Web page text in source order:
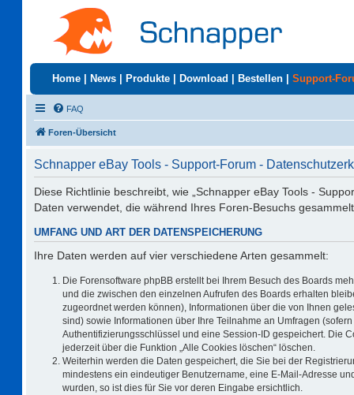
Home News Produkte Download Bestellen Support-
FAQ
Foren-Übersicht
Schnapper eBay Tools - Support-Forum -
Diese Richtlinie beschreibt, wie „Schnapper eBay Tools -
Daten verwendet, die während Ihres Foren-Besuchs
UMFANG UND ART DER DATENSPEICHERUNG
Ihre Daten werden auf vier verschiedene Arten gesammelt:
Die Forensoftware phpBB erstellt bei Ihrem Besuch des Boards
und die zwischen den einzelnen Aufrufen des Boards erhalten
zugeordnet werden können), Informationen über die von Ihnen
sind) sowie Informationen über Ihre Teilnahme an Umfragen
Authentifizierungsschlüssel und eine Session-ID gespeichert. Die
jederzeit über die Funktion „Alle Cookies löschen“ löschen.
Weiterhin werden die Daten gespeichert, die Sie bei der
mindestens ein eindeutiger Benutzername, eine E-Mail-Adresse
wurden, so ist dies für Sie vor deren Eingabe ersichtlich.